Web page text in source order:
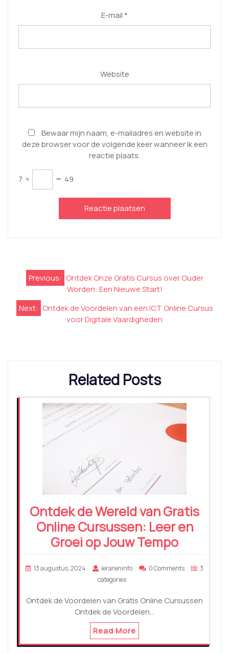
E-mail *
Website
Bewaar mijn naam, e-mailadres en website in
deze browser voor de volgende keer wanneer ik een
reactie plaats.
7 × = 49
Berichtnavigatie
Previous: Ontdek Onze Gratis Cursus over Ouder
Worden: Een Nieuwe Start!
Next: Ontdek de Voordelen van een ICT Online Cursus
voor Digitale Vaardigheden
Related Posts
Ontdek de Wereld van Gratis
Online Cursussen: Leer en
Groei op Jouw Tempo
13 augustus, 2024 lerareninfo 0 Comments
3
categories
Ontdek de Voordelen van Gratis Online Cursussen
Ontdek de Voordelen…
Read More